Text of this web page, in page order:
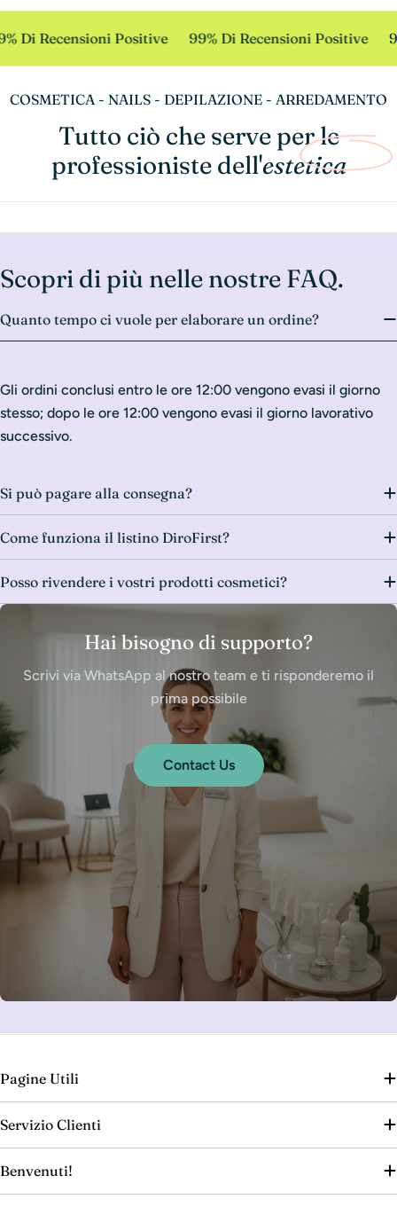
Di Recensioni Positive 99% Di Recensioni Positive
COSMETICA - NAILS - DEPILAZIONE - ARREDAMENTO
Tutto ciò che serve per le
professioniste dell'estetica
Hai bisogno di supporto?
Scrivi via WhatsApp al nostro team e ti risponderemo il
prima possibile
Contact Us
Scopri di più nelle nostre FAQ.
Quanto tempo ci vuole per elaborare un ordine?
Gli ordini conclusi entro le ore 12:00 vengono evasi il giorno
stesso; dopo le ore 12:00 vengono evasi il giorno lavorativo
successivo.
Si può pagare alla consegna?
Come funziona il listino DiroFirst?
Posso rivendere i vostri prodotti cosmetici?
Pagine Utili
Servizio Clienti
Benvenuti!